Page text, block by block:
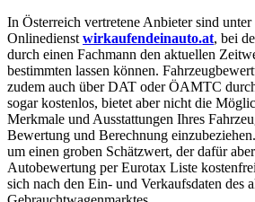
In Österreich vertretene Anbieter sind unter
Onlinedienst wirkaufendeinauto.at, bei
durch einen Fachmann den aktuellen
bestimmten lassen können.
zudem auch über DAT oder ÖAMTC
sogar kostenlos, bietet aber nicht die
Merkmale und Ausstattungen Ihres
Bewertung und Berechnung
um einen groben Schätzwert, der dafür
Autobewertung per Eurotax Liste
sich nach den Ein- und Verkaufsdaten des